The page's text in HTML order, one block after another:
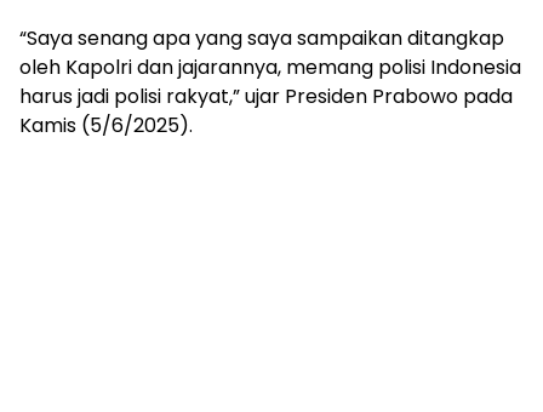
“Saya senang apa yang saya sampaikan ditangkap
oleh Kapolri dan jajarannya, memang polisi Indonesia
harus jadi polisi rakyat,” ujar Presiden Prabowo pada
Kamis (5/6/2025).